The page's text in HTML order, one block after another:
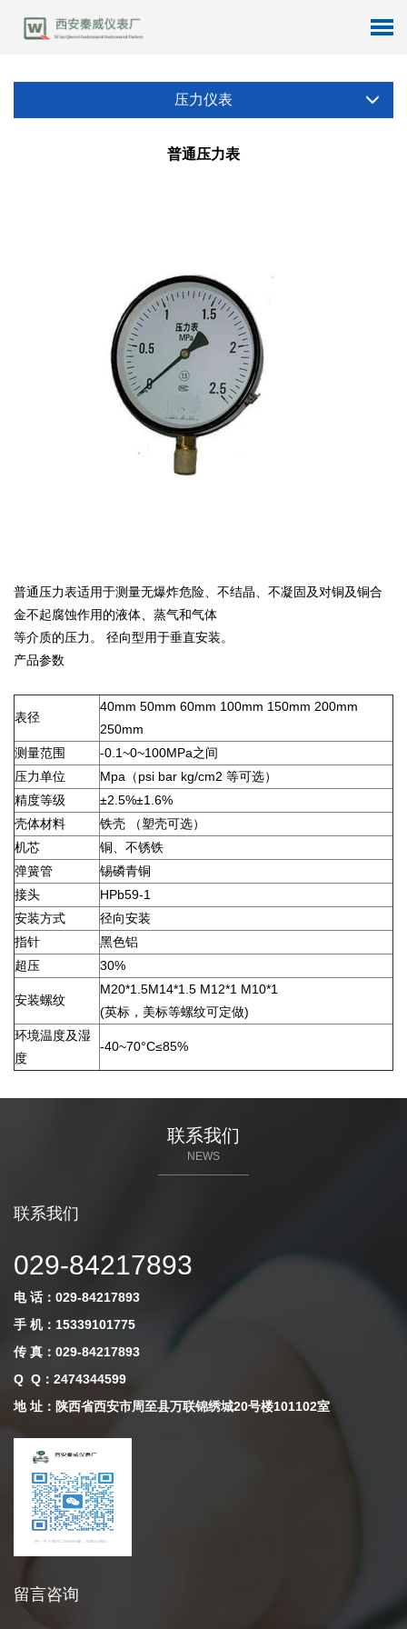
压力仪表
普通压力表
普通压力表适用于测量无爆炸危险、不结晶、不凝固及对铜及铜合
金不起腐蚀作用的液体、蒸气和气体
等介质的压力。 径向型用于垂直安装。
产品参数
表径
40mm 50mm 60mm 100mm 150mm 200mm
250mm
测量范围
-0.1~0~100MPa之间
压力单位
Mpa（psi bar kg/cm2 等可选）
精度等级
±2.5%±1.6%
壳体材料
铁壳 （塑壳可选）
机芯
铜、不锈铁
弹簧管
锡磷青铜
接头
HPb59-1
安装方式
径向安装
指针
黑色铝
超压
30%
安装螺纹
M20*1.5M14*1.5 M12*1 M10*1
(英标，美标等螺纹可定做)
环境温度及湿
度
-40~70°C≤85%
联系我们
NEWS
联系我们
029-84217893
电 话：029-84217893
手 机：15339101775
传 真：029-84217893
Q Q ： 2474344599
地 址：陕西省西安市周至县万联锦绣城20号楼101102室
留言咨询